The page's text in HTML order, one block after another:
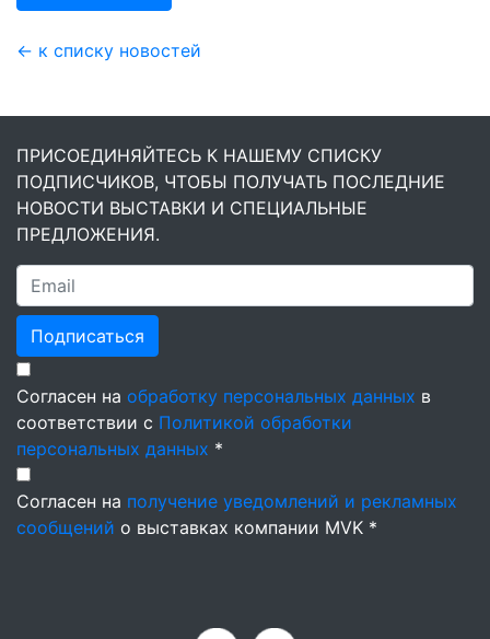
← к списку новостей
ПРИСОЕДИНЯЙТЕСЬ К НАШЕМУ СПИСКУ
ПОДПИСЧИКОВ, ЧТОБЫ ПОЛУЧАТЬ ПОСЛЕДНИЕ
НОВОСТИ ВЫСТАВКИ И СПЕЦИАЛЬНЫЕ
ПРЕДЛОЖЕНИЯ.
Подписаться
Согласен на обработку персональных данных в
соответствии с Политикой обработки
персональных данных *
Согласен на получение уведомлений и рекламных
сообщений о выставках компании MVK *